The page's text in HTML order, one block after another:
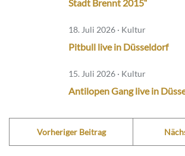
Stadt Brennt 2015“
18. Juli 2026 · Kultur
Pitbull live in Düsseldorf
15. Juli 2026 · Kultur
Antilopen Gang live in
Vorheriger Beitrag